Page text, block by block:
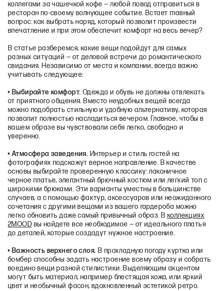
коллегами за чашечкой кофе — любой повод отправиться в
ресторан по‑своему волнующее событие. Встает главный
вопрос: как выбрать наряд, который позволит произвести
впечатление и при этом обеспечит комфорт на весь вечер?
В статье разберемся, какие вещи подойдут для самых
разных ситуаций — от деловой встречи до романтического
свидания. Независимо от места и компании, всегда важно
учитывать следующее:
• Выбирайте комфорт. Одежда и обувь не должны отвлекать
от приятного общения. Вместо неудобных вещей всегда
можно подобрать стильную и удобную альтернативу, которая
позволит полностью насладиться вечером. Главное, чтобы в
вашем образе вы чувствовали себя легко, свободно и
уверенно.
• Атмосфера заведения. Интерьер и стиль гостей на
фотографиях подскажут верное направление. В качестве
основы выбирайте проверенную классику: лаконичное
черное платье, элегантный брючный костюм или легкий топ с
широкими брюками. Эти варианты уместны в большинстве
случаев, а с помощью фактур, аксессуаров или неожиданного
сочетания с другими вещами из вашего гардероба можно
легко обновить даже самый привычный образ. В коллекциях
2MOOD вы найдете все необходимое — от идеального платья
до деталей, которые создадут нужное настроение.
• Важность верхнего слоя. В прохладную погоду куртка или
бомбер способны задать настроение всему образу и собрать
воедино вещи разной стилистики. Выделяющим акцентом
могут быть материал, например блестящая кожа, или яркий
цвет и необычный фасон, вдохновленный эстетикой ретро.